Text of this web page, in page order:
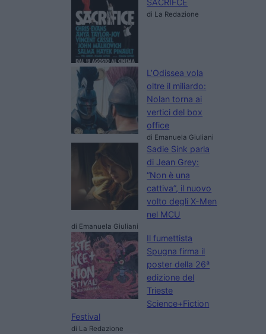
SACRIFCE
di La Redazione
L’Odissea vola
oltre il miliardo:
Nolan torna ai
vertici del box
office
di Emanuela Giuliani
Sadie Sink parla
di Jean Grey:
“Non è una
cattiva”, il nuovo
volto degli X-Men
nel MCU
di Emanuela Giuliani
Il fumettista
Spugna firma il
poster della 26ª
edizione del
Trieste
Science+Fiction
Festival
di La Redazione